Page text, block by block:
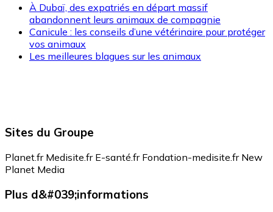
À Dubaï, des expatriés en départ massif
abandonnent leurs animaux de compagnie
Canicule : les conseils d’une vétérinaire pour protéger
vos animaux
Les meilleures blagues sur les animaux
Sites du Groupe
Planet.fr Medisite.fr E-santé.fr Fondation-medisite.fr New
Planet Media
Plus d&#039;informations